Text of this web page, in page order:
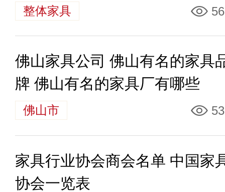
整体家具
佛山家具公司 佛山有名的家具
牌 佛山有名的家具厂有哪些
佛山市
家具行业协会商会名单 中国家
协会一览表